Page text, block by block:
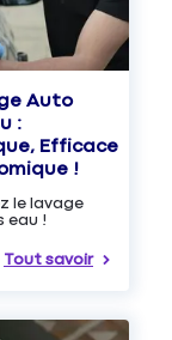
Auto
:
Efficace
!
le lavage
eau !
Tout savoir